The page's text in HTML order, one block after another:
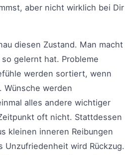
aber nicht wirklich bei Dir
diesen Zustand. Man macht
gelernt hat. Probleme
werden sortiert, wenn
Wünsche werden
alles andere wichtiger
oft nicht. Stattdessen
kleinen inneren Reibungen
Unzufriedenheit wird Rückzug.